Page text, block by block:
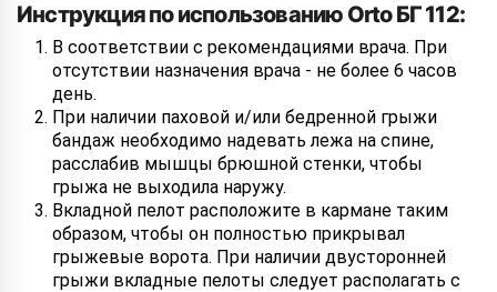
Инструкция по использованию Orto БГ 112:
В соответствии с рекомендациями врача. При
отсутствии назначения врача - не более 6 часов
день.
При наличии паховой и/или бедренной грыжи
бандаж необходимо надевать лежа на спине,
расслабив мышцы брюшной стенки, чтобы
грыжа не выходила наружу.
Вкладной пелот расположите в кармане таким
образом, чтобы он полностью прикрывал
грыжевые ворота. При наличии двусторонней
грыжи вкладные пелоты следует располагать с